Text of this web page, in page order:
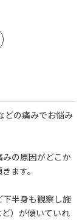
どの痛みでお悩み
の原因がどこか
ます。
半身も観察し施
）が傾いていれ